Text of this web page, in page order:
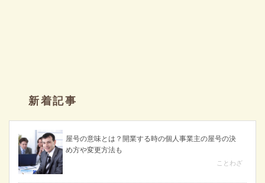
新着記事
屋号の意味とは？開業する時の個人事業主の屋号の決
め方や変更方法も
ことわざ